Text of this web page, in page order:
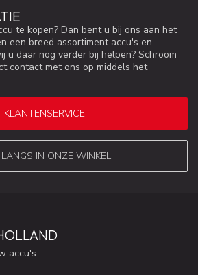
te kopen? Dan bent u bij ons aan het
een breed assortiment accu's en
u daar nog verder bij helpen? Schroom
contact met ons op middels het
KLANTENSERVICE
IN ONZE WINKEL
accu's